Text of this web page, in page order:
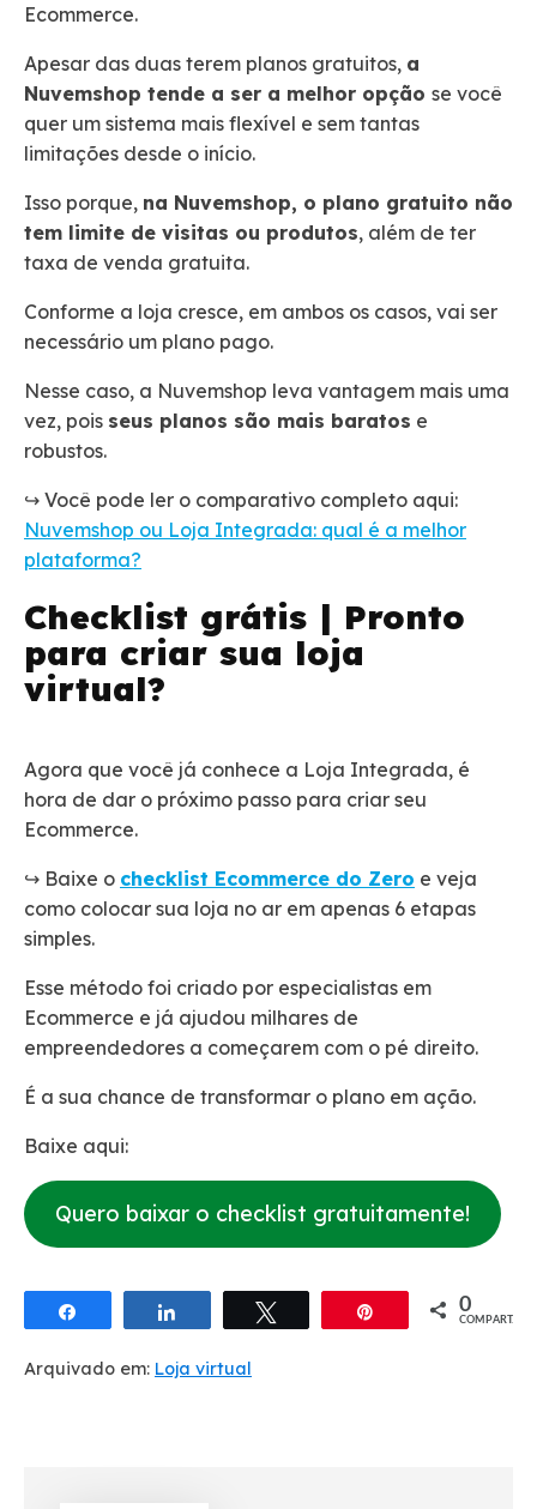
Ecommerce.
Apesar das duas terem planos gratuitos, a
Nuvemshop tende a ser a melhor opção se você
quer um sistema mais flexível e sem tantas
limitações desde o início.
Isso porque, na Nuvemshop, o plano gratuito não
tem limite de visitas ou produtos, além de ter
taxa de venda gratuita.
Conforme a loja cresce, em ambos os casos, vai ser
necessário um plano pago.
Nesse caso, a Nuvemshop leva vantagem mais uma
vez, pois seus planos são mais baratos e
robustos.
↪️ Você pode ler o comparativo completo aqui:
Nuvemshop ou Loja Integrada: qual é a melhor
plataforma?
Checklist grátis | Pronto
para criar sua loja
virtual?
Agora que você já conhece a Loja Integrada, é
hora de dar o próximo passo para criar seu
Ecommerce.
↪️ Baixe o checklist Ecommerce do Zero e veja
como colocar sua loja no ar em apenas 6 etapas
simples.
Esse método foi criado por especialistas em
Ecommerce e já ajudou milhares de
empreendedores a começarem com o pé direito.
É a sua chance de transformar o plano em ação.
Baixe aqui:
Quero baixar o checklist gratuitamente!
Compartilhar Compartilhar 0
COMPART.
Arquivado em: Loja virtual